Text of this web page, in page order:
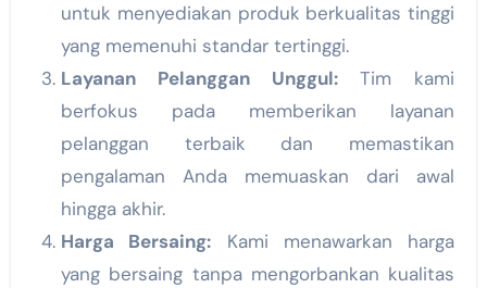
untuk menyediakan produk berkualitas tinggi
yang memenuhi standar tertinggi.
Layanan Pelanggan Unggul:Tim kami
berfokus pada memberikan layanan
pelanggan terbaik dan memastikan
pengalaman Anda memuaskan dari awal
hingga akhir.
Harga Bersaing: Kami menawarkan harga
yang bersaing tanpa mengorbankan kualitas